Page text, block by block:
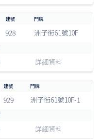
928 洲子街61號10F
詳細資料
929 洲子街61號10F-1
詳細資料